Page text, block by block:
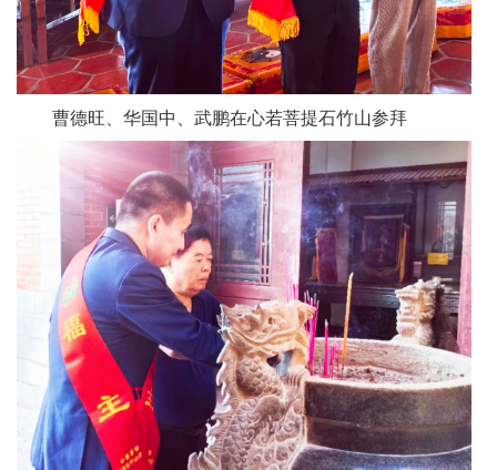
曹德旺、华国中、武鹏在心若菩提石竹山参拜